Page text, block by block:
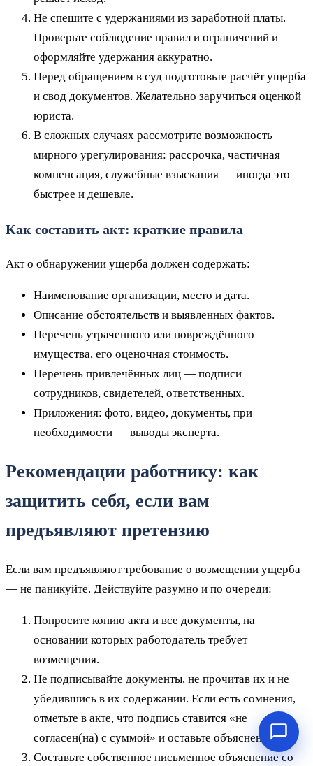
Не спешите с удержаниями из заработной платы.
Проверьте соблюдение правил и ограничений и
оформляйте удержания аккуратно.
Перед обращением в суд подготовьте расчёт ущерба
и свод документов. Желательно заручиться оценкой
юриста.
В сложных случаях рассмотрите возможность
мирного урегулирования: рассрочка, частичная
компенсация, служебные взыскания — иногда это
быстрее и дешевле.
Как составить акт: краткие правила
Акт о обнаружении ущерба должен содержать:
Наименование организации, место и дата.
Описание обстоятельств и выявленных фактов.
Перечень утраченного или повреждённого
имущества, его оценочная стоимость.
Перечень привлечённых лиц — подписи
сотрудников, свидетелей, ответственных.
Приложения: фото, видео, документы, при
необходимости — выводы эксперта.
Рекомендации работнику: как
защитить себя, если вам
предъявляют претензию
Если вам предъявляют требование о возмещении ущерба
— не паникуйте. Действуйте разумно и по очереди:
Попросите копию акта и все документы, на
основании которых работодатель требует
возмещения.
Не подписывайте документы, не прочитав их и не
убедившись в их содержании. Если есть сомнения,
отметьте в акте, что подпись ставится «не
согласен(на) с суммой» и оставьте объяснение.
Составьте собственное письменное объяснение со